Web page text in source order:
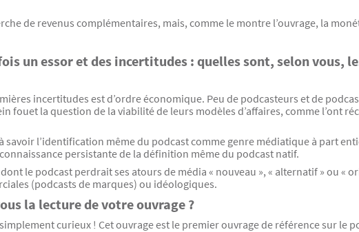
de revenus complémentaires, mais, comme le montre l’ouvrage, la
un essor et des incertitudes : quelles sont, selon vous,
incertitudes est d’ordre économique. Peu de podcasteurs et de
fouet la question de la viabilité de leurs modèles d’affaires, comme l’ont
l’identification même du podcast comme genre médiatique à part
persistante de la définition même du podcast natif.
le podcast perdrait ses atours de média « nouveau », « alternatif » ou «
(podcasts de marques) ou idéologiques.
la lecture de votre ouvrage ?
curieux ! Cet ouvrage est le premier ouvrage de référence sur le